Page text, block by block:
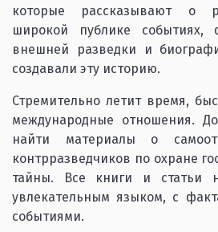
которые рассказывают о
широкой публике событиях,
внешней разведки и
создавали эту историю.
Стремительно летит время,
международные отношения.
найти материалы о
контрразведчиков по охране
тайны. Все книги и статьи
увлекательным языком, с
событиями.